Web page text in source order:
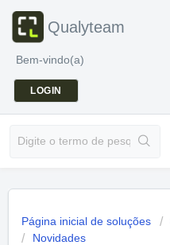
Qualyteam
Bem-vindo(a)
LOGIN
Página inicial de soluções
Novidades